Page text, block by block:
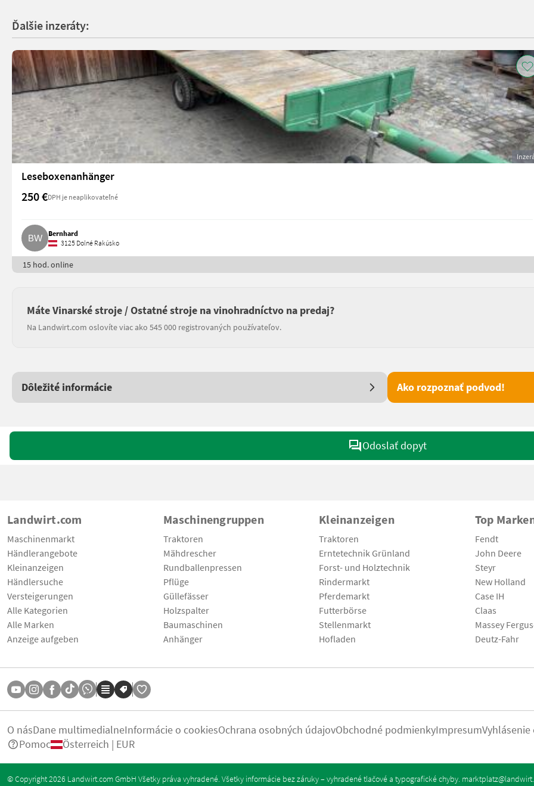
Ďalšie inzeráty:
Leseboxenanhänger
250 €DPH je neaplikovateľné
Bernhard
3125 Dolné Rakúsko
15 hod. online
Máte Vinarské stroje / Ostatné stroje na vinohradníctvo na predaj?
Na Landwirt.com oslovíte viac ako 545 000 registrovaných používateľov.
Dôležité informácie Ako rozpoznať podvod!
Odoslať dopyt
Landwirt.com
Maschinenmarkt
Händlerangebote
Kleinanzeigen
Händlersuche
Versteigerungen
Alle Kategorien
Alle Marken
Anzeige aufgeben
Maschinengruppen
Traktoren
Mähdrescher
Rundballenpressen
Pflüge
Güllefässer
Holzspalter
Baumaschinen
Anhänger
Kleinanzeigen
Traktoren
Erntetechnik Grünland
Forst- und Holztechnik
Rindermarkt
Pferdemarkt
Futterbörse
Stellenmarkt
Hofladen
Top
Fendt
John Deere
Steyr
New Holland
Case IH
Claas
Massey
Deutz-Fahr
O násDane multimedialneInformácie o cookiesOchrana osobných údajovObchodné podmienkyImpresum
Pomoc
Österreich | EUR
© Copyright 2026 Landwirt.com GmbH Všetky práva vyhradené. Všetky informácie bez záruky – vyhradené tlačové a typografické chyby.